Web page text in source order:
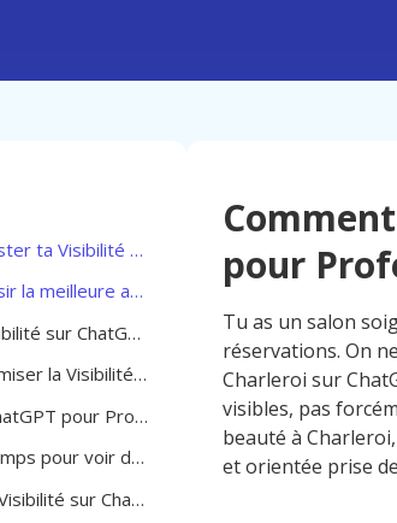
Comment booster ta Visibilité sur ChatGPT pour Professionel de la beauté à Charleroi
Comment choisir la meilleure agence pour optimiser votre Visibilité sur ChatGPT pour Professionel de la beauté à Charleroi
Choisir une Visibilité sur ChatGPT pour Professionel de la beauté à Charleroi adaptée à vos objectifs
Comment optimiser la Visibilité sur ChatGPT pour Professionel de la beauté à Charleroi
Visibilité sur ChatGPT pour Professionel de la beauté à Charleroi
Combien de temps pour voir des résultats avec Visibilité sur ChatGPT pour Professionel de la beauté à Charleroi
Alternatives à Visibilité sur ChatGPT pour Professionel de la beauté à Charleroi
pour
Tu as un salon
réservations. On
Charleroi sur
visibles, pas
beauté à
et orientée prise